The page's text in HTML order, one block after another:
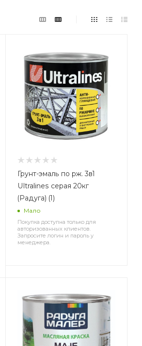
Грунт-эмаль по рж. 3в1
Ultralines серая 20кг
(Радуга) (1)
Мало
Покупка доступна только для
авторизованных клиентов.
Запросите логин и пароль у
менеджера.